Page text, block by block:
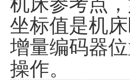
坐标值是机
增量编码器
操作。